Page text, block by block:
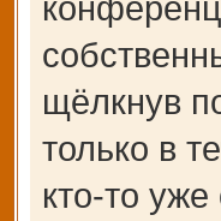
щёлкнув
только в
кто-то